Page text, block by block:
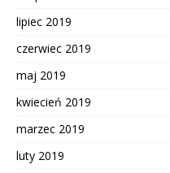
lipiec 2019
czerwiec 2019
maj 2019
kwiecień 2019
marzec 2019
luty 2019